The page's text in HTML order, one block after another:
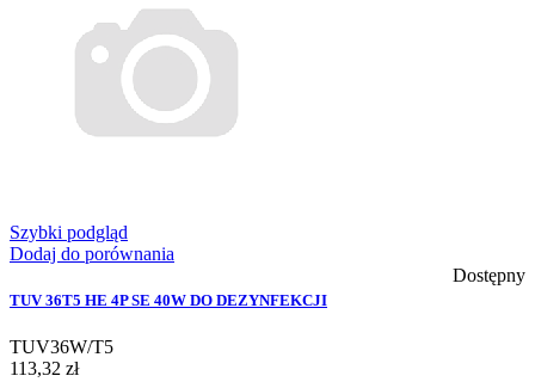
Szybki podgląd
Dodaj do porównania
Dostępny
TUV 36T5 HE 4P SE 40W DO DEZYNFEKCJI
TUV36W/T5
113,32 zł